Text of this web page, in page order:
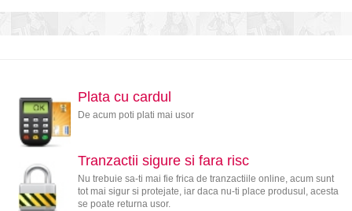
Plata cu cardul
De acum poti plati mai usor
Tranzactii sigure si fara risc
Nu trebuie sa-ti mai fie frica de tranzactiile online, acum sunt
tot mai sigur si protejate, iar daca nu-ti place produsul, acesta
se poate returna usor.